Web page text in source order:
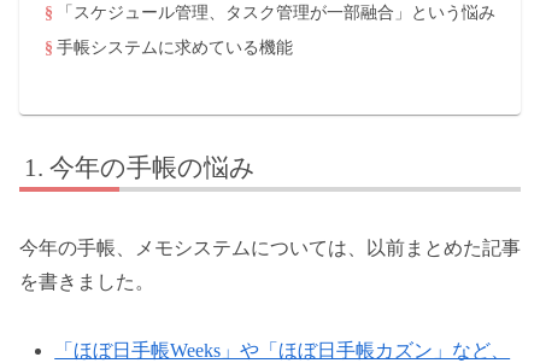
「スケジュール管理、タスク管理が一部融合」という悩み
手帳システムに求めている機能
今年の手帳の悩み
今年の手帳、メモシステムについては、以前まとめた記事
を書きました。
「ほぼ日手帳Weeks」や「ほぼ日手帳カズン」など、